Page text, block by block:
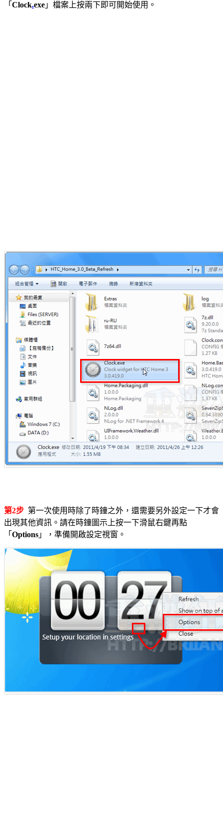
「 Clock.exe 」檔案上按兩下即可開始使用。
第2步 第一次使用時除了時鐘之外，還需要另外設定一下才會
出現其他資訊。請在時鐘圖示上按一下滑鼠右鍵再點
「 Options 」，準備開啟設定視窗。